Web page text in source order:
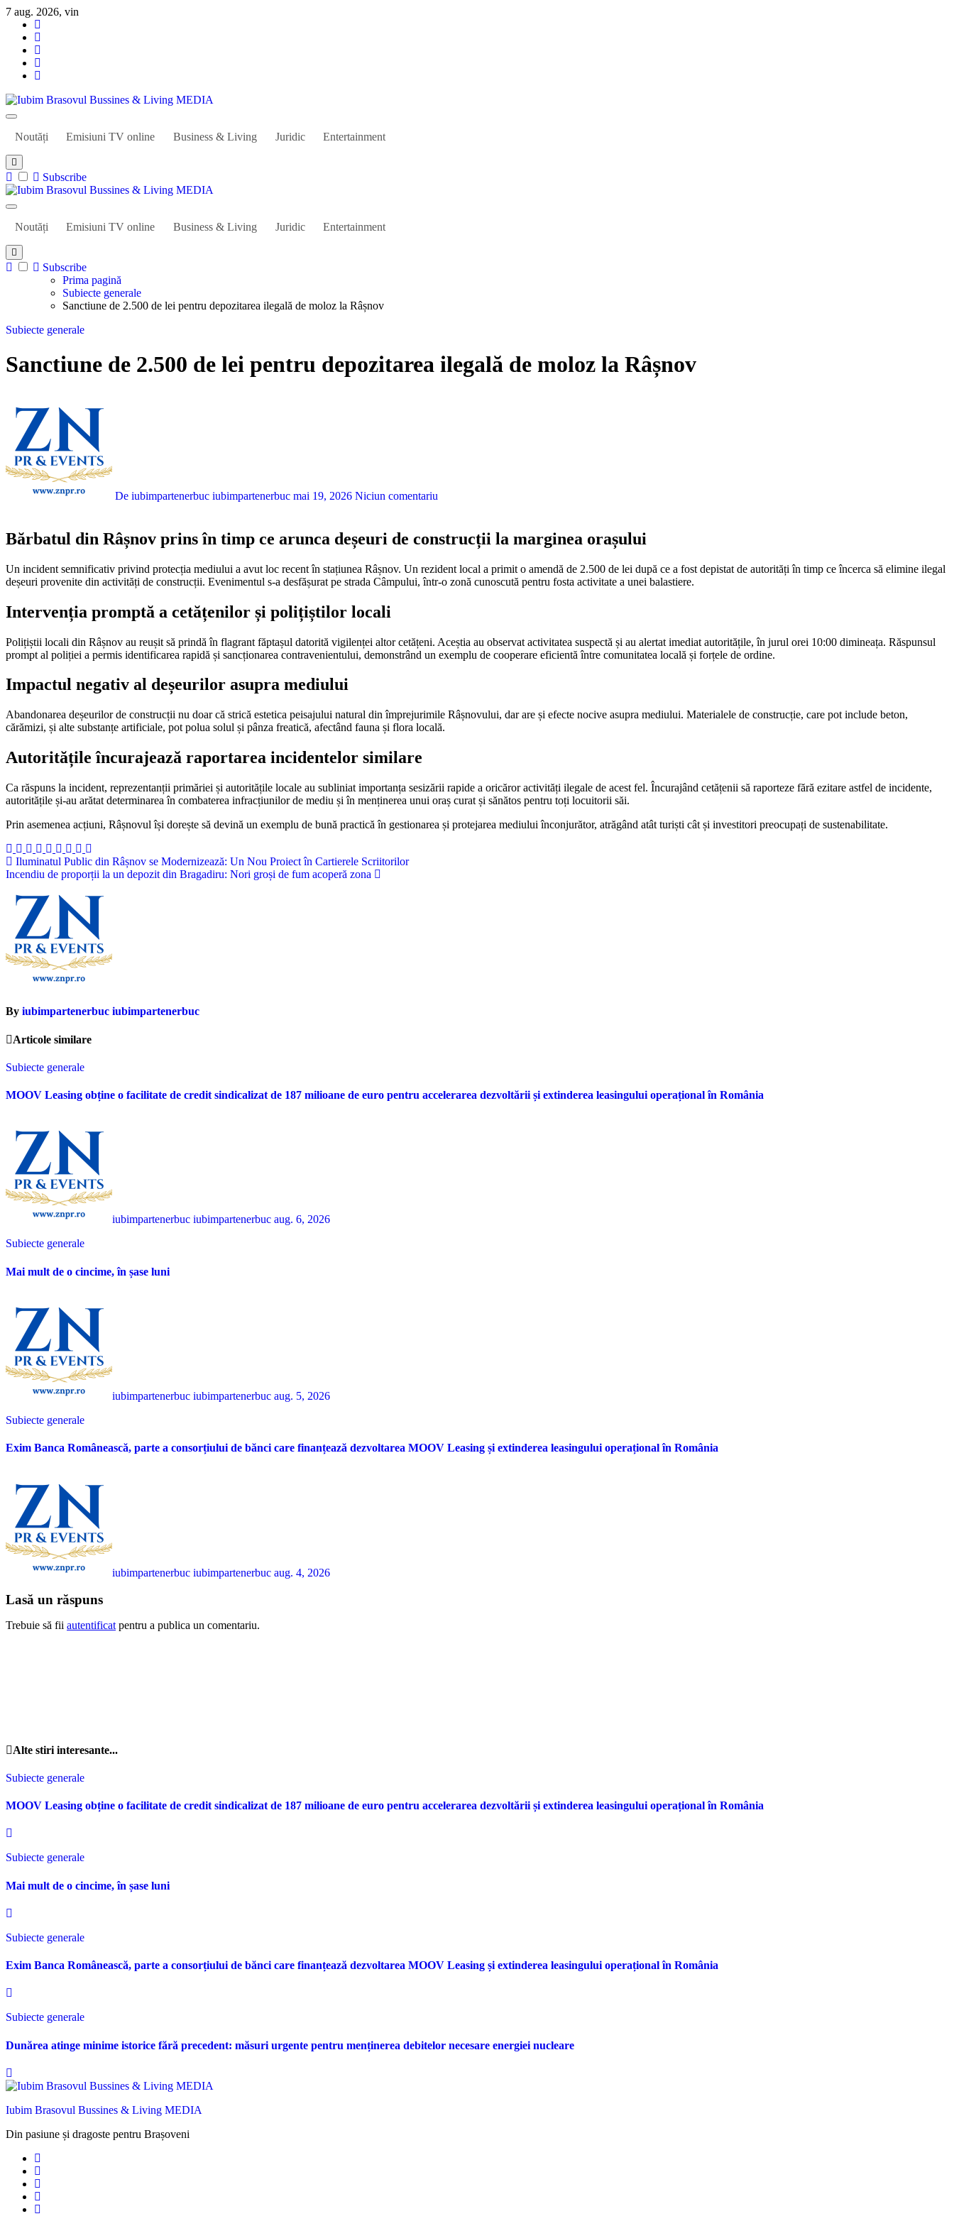
Sari
conținut
7 aug. 2026, vin
Noutăți
Emisiuni TV online Business & Living Juridic Entertainment
Subscribe
Noutăți
Emisiuni TV online Business & Living Juridic Entertainment
Subscribe
Prima pagină
Subiecte generale
Sanctiune de 2.500 de lei pentru depozitarea ilegală de moloz la Râșnov
Subiecte generale
Sanctiune de 2.500 de lei pentru depozitarea ilegală de moloz la Râșnov
De iubimpartenerbuc iubimpartenerbuc mai 19, 2026 Niciun comentariu
Bărbatul din Râșnov prins în timp ce arunca deșeuri de construcții la marginea orașului
Un incident semnificativ privind protecția mediului a avut loc recent în stațiunea Râșnov. Un rezident local a primit o amendă de 2.500 de lei după ce a fost depistat de autorități în timp ce încerca să elimine ilegal
deșeuri provenite din activități de construcții. Evenimentul s-a desfășurat pe strada Câmpului, într-o zonă cunoscută pentru fosta activitate a unei balastiere.
Intervenția promptă a cetățenilor și polițiștilor locali
Polițiștii locali din Râșnov au reușit să prindă în flagrant făptașul datorită vigilenței altor cetățeni. Aceștia au observat activitatea suspectă și au alertat imediat autoritățile, în jurul orei 10:00 dimineața. Răspunsul
prompt al poliției a permis identificarea rapidă și sancționarea contravenientului, demonstrând un exemplu de cooperare eficientă între comunitatea locală și forțele de ordine.
Impactul negativ al deșeurilor asupra mediului
Abandonarea deșeurilor de construcții nu doar că strică estetica peisajului natural din împrejurimile Râșnovului, dar are și efecte nocive asupra mediului. Materialele de construcție, care pot include beton,
cărămizi, și alte substanțe artificiale, pot polua solul și pânza freatică, afectând fauna și flora locală.
Autoritățile încurajează raportarea incidentelor similare
Ca răspuns la incident, reprezentanții primăriei și autoritățile locale au subliniat importanța sesizării rapide a oricăror activități ilegale de acest fel. Încurajând cetățenii să raporteze fără ezitare astfel de incidente,
autoritățile și-au arătat determinarea în combaterea infracțiunilor de mediu și în menținerea unui oraș curat și sănătos pentru toți locuitorii săi.
Prin asemenea acțiuni, Râșnovul își dorește să devină un exemplu de bună practică în gestionarea și protejarea mediului înconjurător, atrăgând atât turiști cât și investitori preocupați de sustenabilitate.
Navigare
în
articole
Iluminatul Public din Râșnov se Modernizează: Un Nou Proiect în Cartierele Scriitorilor
Incendiu de proporții la un depozit din Bragadiru: Nori groși de fum acoperă zona
By iubimpartenerbuc iubimpartenerbuc
Articole similare
Subiecte generale
MOOV Leasing obține o facilitate de credit sindicalizat de 187 milioane de euro pentru accelerarea dezvoltării și extinderea leasingului operațional în România
iubimpartenerbuc iubimpartenerbuc aug. 6, 2026
Subiecte generale
Mai mult de o cincime, în șase luni
iubimpartenerbuc iubimpartenerbuc aug. 5, 2026
Subiecte generale
Exim Banca Românească, parte a consorțiului de bănci care finanțează dezvoltarea MOOV Leasing și extinderea leasingului operațional în România
iubimpartenerbuc iubimpartenerbuc aug. 4, 2026
Lasă un răspuns
Trebuie să fii autentificat pentru a publica un comentariu.
Alte stiri interesante...
Subiecte generale
MOOV Leasing obține o facilitate de credit sindicalizat de 187 milioane de euro pentru accelerarea dezvoltării și extinderea leasingului operațional în România
Subiecte generale
Mai mult de o cincime, în șase luni
Subiecte generale
Exim Banca Românească, parte a consorțiului de bănci care finanțează dezvoltarea MOOV Leasing și extinderea leasingului operațional în România
Subiecte generale
Dunărea atinge minime istorice fără precedent: măsuri urgente pentru menținerea debitelor necesare energiei nucleare
Iubim Brasovul Bussines & Living MEDIA
Din pasiune și dragoste pentru Brașoveni